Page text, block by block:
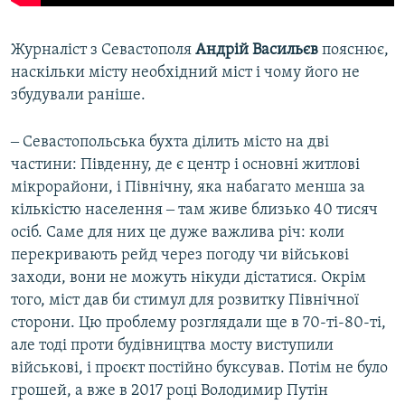
Журналіст з Севастополя Андрій Васильєв пояснює,
наскільки місту необхідний міст і чому його не
збудували раніше.
‒ Севастопольська бухта ділить місто на дві
частини: Південну, де є центр і основні житлові
мікрорайони, і Північну, яка набагато менша за
кількістю населення ‒ там живе близько 40 тисяч
осіб. Саме для них це дуже важлива річ: коли
перекривають рейд через погоду чи військові
заходи, вони не можуть нікуди дістатися. Окрім
того, міст дав би стимул для розвитку Північної
сторони. Цю проблему розглядали ще в 70-ті-80-ті,
але тоді проти будівництва мосту виступили
військові, і проєкт постійно буксував. Потім не було
грошей, а вже в 2017 році Володимир Путін